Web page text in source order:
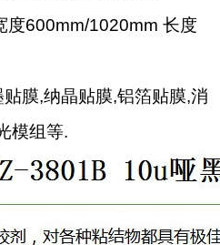
度600mm/1020mm 长度
膜,纳晶贴膜,铝箔贴膜,消
模组等.